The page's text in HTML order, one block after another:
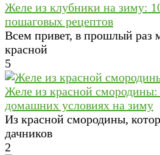
Желе из клубники на зиму:
пошаговых рецептов
Всем привет, в прошлый раз
красной
5
Желе из красной
домашних условиях на зиму
Из красной смородины,
дачников
2